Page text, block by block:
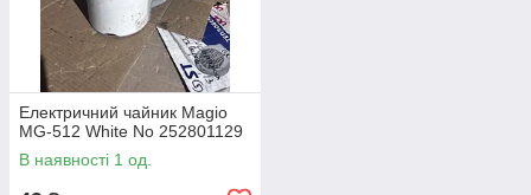
Електричний чайник Magio
MG-512 White No 252801129
В наявності 1 од.